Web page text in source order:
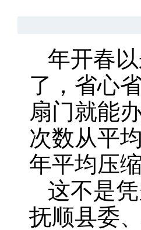
年开春
了，省心
扇门就能
次数从平
年平均压缩
这不是
抚顺县委